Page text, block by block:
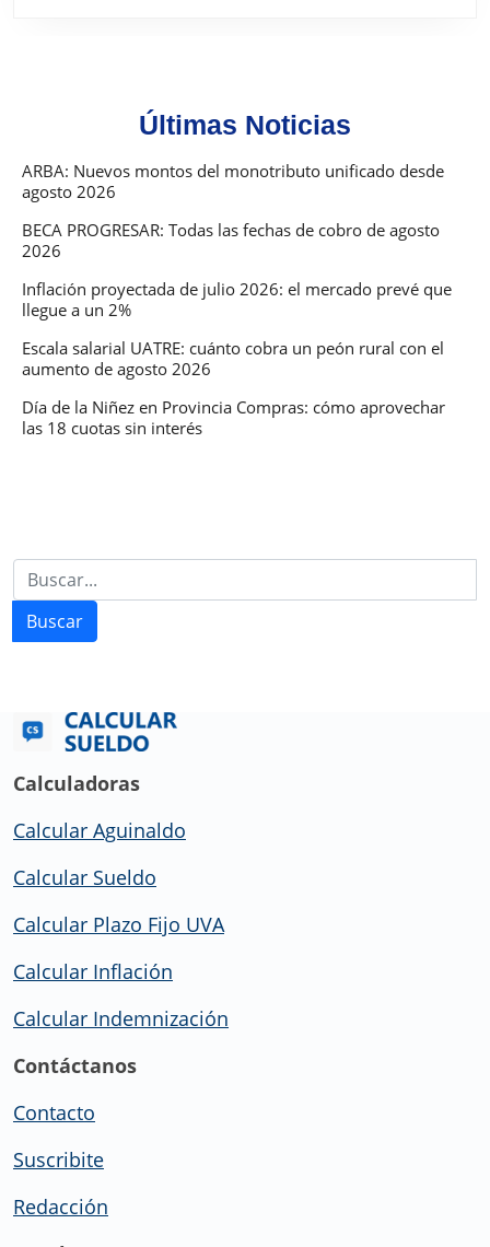
horarios
precios
Últimas Noticias
ARBA: Nuevos montos del monotributo unificado desde
agosto 2026
BECA PROGRESAR: Todas las fechas de cobro de agosto
2026
Inflación proyectada de julio 2026: el mercado prevé que
llegue a un 2%
Escala salarial UATRE: cuánto cobra un peón rural con el
aumento de agosto 2026
Día de la Niñez en Provincia Compras: cómo aprovechar
las 18 cuotas sin interés
Buscar
Calculadoras
Calcular Aguinaldo
Calcular Sueldo
Calcular Plazo Fijo UVA
Calcular Inflación
Calcular Indemnización
Contáctanos
Contacto
Suscribite
Redacción